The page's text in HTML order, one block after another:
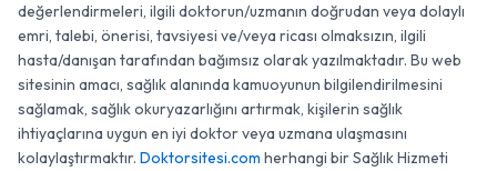
değerlendirmeleri, ilgili doktorun/uzmanın doğrudan veya dolaylı
emri, talebi, önerisi, tavsiyesi ve/veya ricası olmaksızın, ilgili
hasta/danışan tarafından bağımsız olarak yazılmaktadır. Bu web
sitesinin amacı, sağlık alanında kamuoyunun bilgilendirilmesini
sağlamak, sağlık okuryazarlığını artırmak, kişilerin sağlık
ihtiyaçlarına uygun en iyi doktor veya uzmana ulaşmasını
kolaylaştırmaktır. Doktorsitesi.com herhangi bir Sağlık Hizmeti